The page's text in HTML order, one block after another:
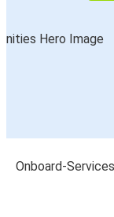
Onboard-